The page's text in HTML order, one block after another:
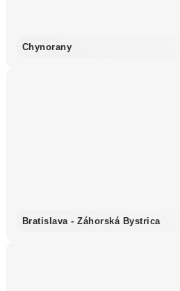
Chynorany
Bratislava - Záhorská Bystrica